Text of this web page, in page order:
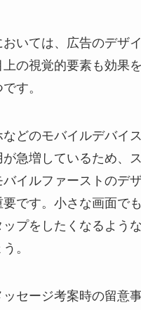
いては、広告のデザ
の視覚的要素も効果
す。
どのモバイルデバイ
急増しているため、
イルファーストのデ
です。小さな画面で
プをしたくなるよう
。
ッセージ考案時の留意